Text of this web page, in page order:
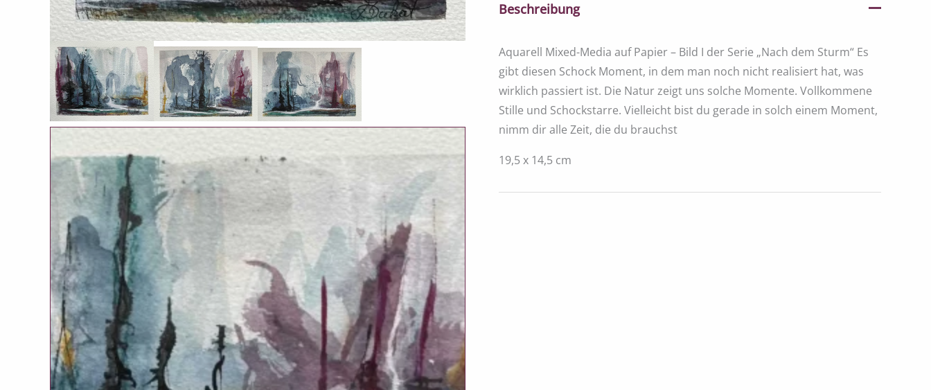
Beschreibung
Aquarell Mixed-Media auf Papier – Bild I der Serie „Nach dem Sturm“ Es
gibt diesen Schock Moment, in dem man noch nicht realisiert hat, was
wirklich passiert ist. Die Natur zeigt uns solche Momente. Vollkommene
Stille und Schockstarre. Vielleicht bist du gerade in solch einem Moment,
nimm dir alle Zeit, die du brauchst
19,5 x 14,5 cm